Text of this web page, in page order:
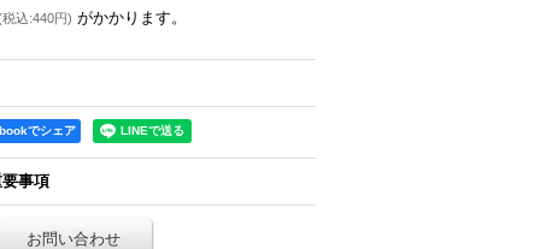
税込:440円) がかかります。
でシェア
事項
お問い合わせ